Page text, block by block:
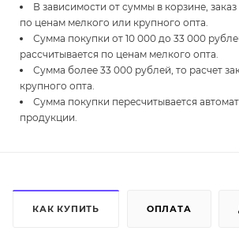
В зависимости от суммы в корзине,
по ценам мелкого или крупного опта.
Сумма покупки от 10 000 до 33 000
рассчитывается по ценам мелкого опта.
Сумма более 33 000 рублей, то расчет
крупного опта.
Сумма покупки пересчитывается
продукции.
КАК КУПИТЬ ОПЛАТА